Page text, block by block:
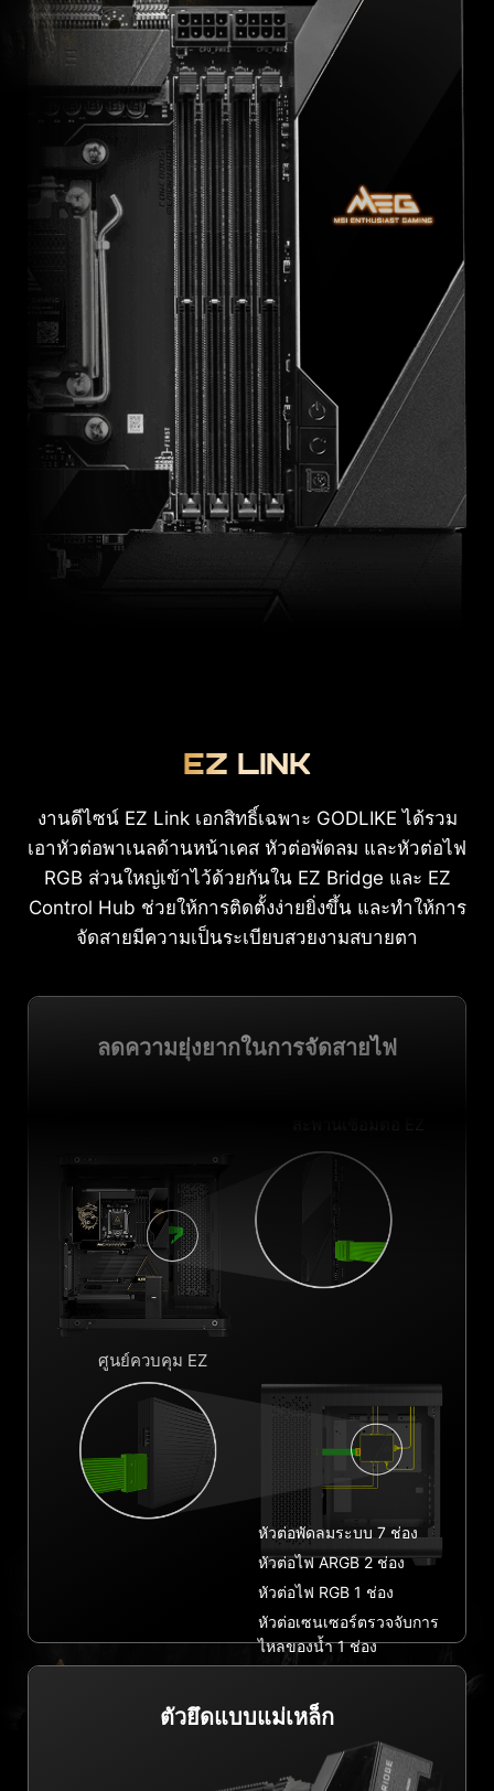
EZ LINK
งานดีไซน์ EZ Link เอกสิทธิ์เฉพาะ GODLIKE ได้รวม
เอาหัวต่อพาเนลด้านหน้าเคส หัวต่อพัดลม และหัวต่อไฟ
RGB ส่วนใหญ่เข้าไว้ด้วยกันใน EZ Bridge และ EZ
Control Hub ช่วยให้การติดตั้งง่ายยิ่งขึ้น และทำให้การ
จัดสายมีความเป็นระเบียบสวยงามสบายตา
ลดความยุ่งยากในการจัดสายไฟ
ศูนย์ควบคุม EZ
หัวต่อพัดลมระบบ 7 ช่อง
หัวต่อไฟ ARGB 2 ช่อง
หัวต่อไฟ RGB 1 ช่อง
หัวต่อเซนเซอร์ตรวจจับการ
ไหลของน้ำ 1 ช่อง
ตัวยึดแบบแม่เหล็ก